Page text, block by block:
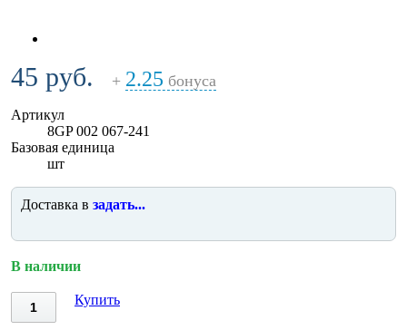
45 руб. + 2.25 бонуса
Артикул
8GP 002 067-241
Базовая единица
шт
Доставка в задать...
В наличии
Купить